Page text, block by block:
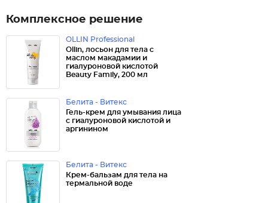
Комплексное решение
OLLIN Professional
Ollin, лосьон для тела с
маслом макадамии и
гиалуроновой кислотой
Beauty Family, 200 мл
Белита - Витекс
Гель-крем для умывания лица
с гиалуроновой кислотой и
аргинином
Белита - Витекс
Крем-бальзам для тела на
термальной воде